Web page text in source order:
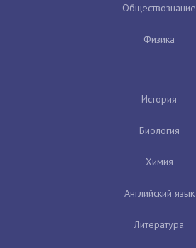
Обществознание
Физика
История
Биология
Химия
Английский язык
Литература